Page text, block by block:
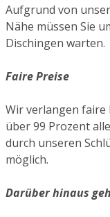
Aufgrund von
Nähe müssen Sie
Dischingen warten.
Faire Preise
Wir verlangen faire
über 99 Prozent
durch unseren
möglich.
Darüber hinaus